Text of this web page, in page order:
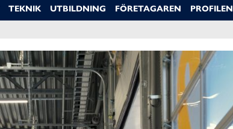
TEKNIK UTBILDNING FÖRETAGAREN PROFILEN